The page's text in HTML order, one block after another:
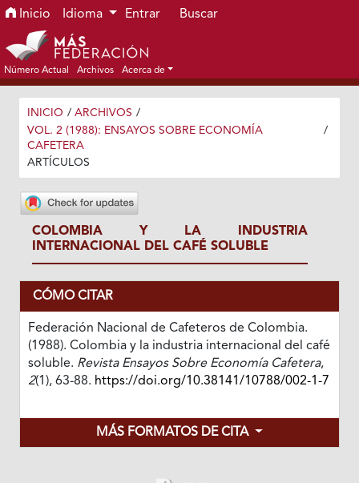
Ir al menú de navegación principal
Ir al contenido principal
Ir al pie de página del sitio
Inicio Idioma Entrar Buscar
Número Actual Archivos Acerca de
INICIO / ARCHIVOS /
VOL. 2 (1988): ENSAYOS SOBRE ECONOMÍA
CAFETERA
/
ARTÍCULOS
COLOMBIA Y LA INDUSTRIA
INTERNACIONAL DEL CAFÉ SOLUBLE
CÓMO CITAR
Federación Nacional de Cafeteros de Colombia.
(1988). Colombia y la industria internacional del café
soluble. Revista Ensayos Sobre Economía Cafetera,
2(1), 63-88. https://doi.org/10.38141/10788/002-1-7
MÁS FORMATOS DE CITA